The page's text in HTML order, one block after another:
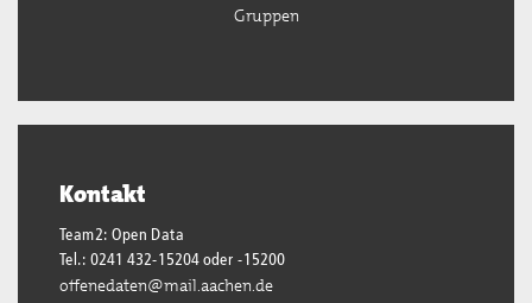
Gruppen
Kontakt
Team2: Open Data
Tel.: 0241 432-15204 oder -15200
offenedaten@mail.aachen.de